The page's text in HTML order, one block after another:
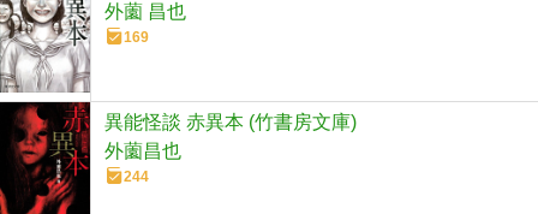
外薗 昌也
169
異能怪談 赤異本 (竹書房文庫)
外薗昌也
244